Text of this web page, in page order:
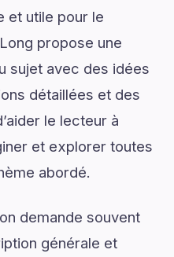
et utile pour le
propose une
sujet avec des idées
détaillées et des
le lecteur à
et explorer toutes
abordé.
demande souvent
générale et